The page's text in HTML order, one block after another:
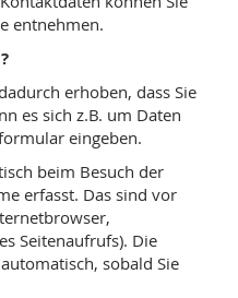
entnehmen.
erhoben, dass Sie
es sich z.B. um Daten
eingeben.
beim Besuch der
erfasst. Das sind vor
Seitenaufrufs). Die
sobald Sie